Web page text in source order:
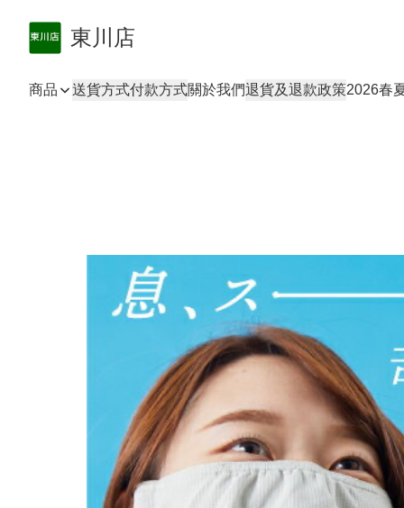
東川店
商品 送貨方式付款方式關於我們退貨及退款政策2026春